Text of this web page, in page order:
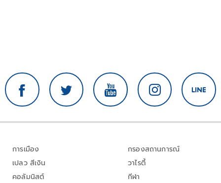
การเมือง
เปลว สีเงิน
คอลัมนิสต์
กรองสถานการณ์
วาไรตี้
กีฬา